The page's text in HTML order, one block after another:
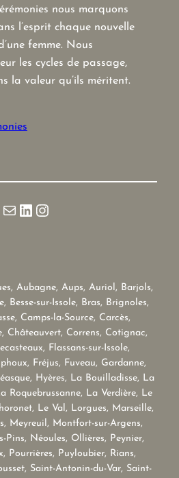
nous marquons
l’esprit chaque nouvelle
femme. Nous
les cycles de passage,
la valeur qu’ils méritent.
E-mailLinkedIn
Instagram
Aubagne, Aups, Auriol, Barjols,
Besse-sur-Issole, Bras, Brignoles,
Camps-la-Source, Carcès,
Châteauvert, Correns, Cotignac,
Flassans-sur-Issole,
Fréjus, Fuveau, Gardanne,
Hyères, La Bouilladisse, La
Roquebrussanne, La Verdière, Le
Le Val, Lorgues, Marseille,
Meyreuil, Montfort-sur-Argens,
Pins, Néoules, Ollières, Peynier,
Pourrières, Puyloubier, Rians,
Saint-Antonin-du-Var, Saint-